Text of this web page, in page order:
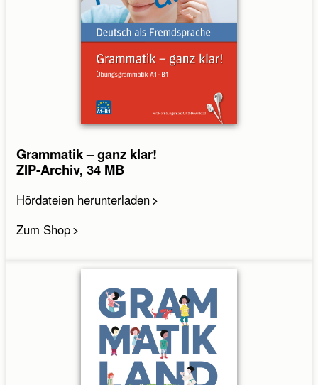
Grammatik – ganz klar!
ZIP-Archiv, 34 MB
Hördateien herunterladen
Zum Shop